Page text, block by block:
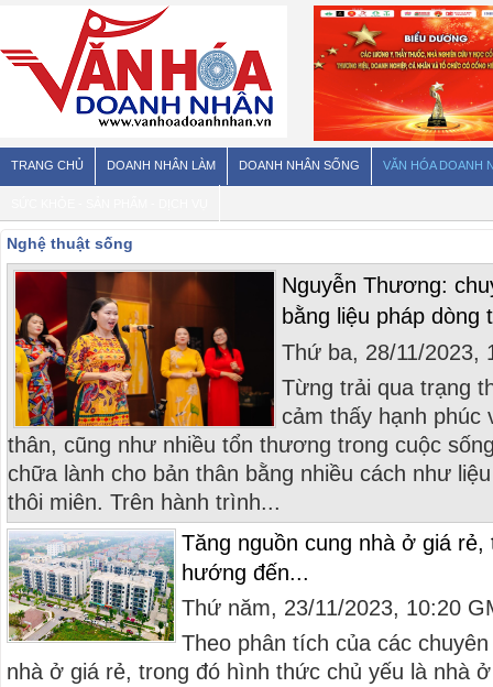
TRANG CHỦ DOANH NHÂN LÀM DOANH NHÂN SỐNG VĂN HÓA DOANH
Nghệ thuật sống
Nguyễn Thương:
bằng liệu pháp dòng
Thứ ba, 28/11/2023,
Từng trải qua trạng
cảm thấy hạnh phúc
thân, cũng như nhiều tổn thương trong cuộc
chữa lành cho bản thân bằng nhiều cách như
thôi miên. Trên hành trình...
Tăng nguồn cung nhà ở giá
hướng đến...
Thứ năm, 23/11/2023, 10:20
Theo phân tích của các
nhà ở giá rẻ, trong đó hình thức chủ yếu là nhà